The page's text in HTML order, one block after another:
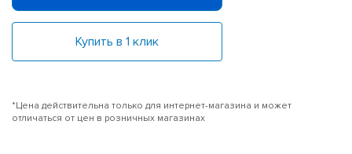
Купить в 1 клик
*Цена действительна только для интернет-магазина и может
отличаться от цен в розничных магазинах